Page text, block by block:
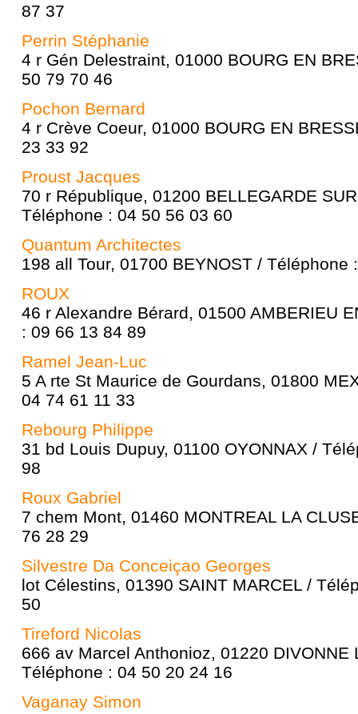
87 37
Perrin Stéphanie
4 r Gén Delestraint, 01000 BOURG EN
50 79 70 46
Pochon Bernard
4 r Crève Coeur, 01000 BOURG EN
23 33 92
Proust Jacques
70 r République, 01200 BELLEGARDE
Téléphone : 04 50 56 03 60
Quantum Architectes
198 all Tour, 01700 BEYNOST / Téléphone
ROUX
46 r Alexandre Bérard, 01500 AMBERIEU
: 09 66 13 84 89
Ramel Jean-Luc
5 A rte St Maurice de Gourdans, 01800
04 74 61 11 33
Rebourg Philippe
31 bd Louis Dupuy, 01100 OYONNAX /
98
Roux Gabriel
7 chem Mont, 01460 MONTREAL LA
76 28 29
Silvestre Da Conceiçao Georges
lot Célestins, 01390 SAINT MARCEL /
50
Tireford Nicolas
666 av Marcel Anthonioz, 01220 DIVONNE
Téléphone : 04 50 20 24 16
Vaganay Simon